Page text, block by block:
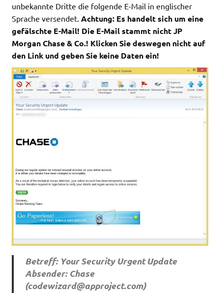
unbekannte Dritte die folgende E-Mail in englischer
Sprache versendet. Achtung: Es handelt sich um eine
gefälschte E-Mail! Die E-Mail stammt nicht JP
Morgan Chase & Co.! Klicken Sie deswegen nicht auf
den Link und geben Sie keine Daten ein!
Betreff: Your Security Urgent Update
Absender: Chase
(codewizard@approject.com)